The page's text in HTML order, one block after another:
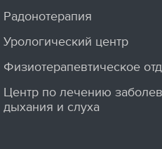
Радонотерапия
Урологический центр
Физиотерапевтическое
Центр по лечению
дыхания и слуха